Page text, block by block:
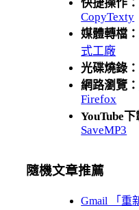
快捷操作：
CopyTexty
媒體轉檔：
式工廠
光碟燒錄：
網路瀏覽：
Firefox
YouTube
SaveMP3
隨機文章推薦
Gmail 「重